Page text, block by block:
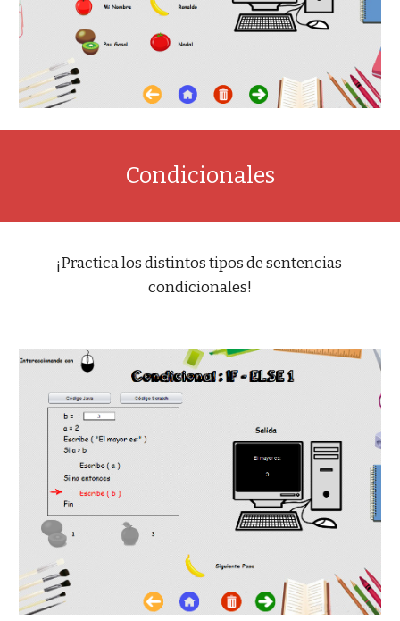
Condicionales
¡Practica los distintos tipos de sentencias
condicionales!